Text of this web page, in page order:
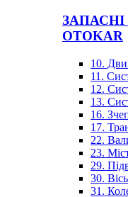
OTOKAR
10.
11.
12.
13.
16.
17.
22.
23.
29.
30.
31.